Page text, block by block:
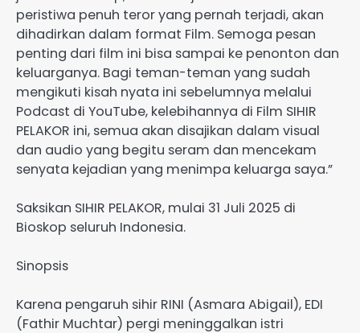
peristiwa penuh teror yang pernah terjadi, akan
dihadirkan dalam format Film. Semoga pesan
penting dari film ini bisa sampai ke penonton dan
keluarganya. Bagi teman-teman yang sudah
mengikuti kisah nyata ini sebelumnya melalui
Podcast di YouTube, kelebihannya di Film SIHIR
PELAKOR ini, semua akan disajikan dalam visual
dan audio yang begitu seram dan mencekam
senyata kejadian yang menimpa keluarga saya.”
Saksikan SIHIR PELAKOR, mulai 31 Juli 2025 di
Bioskop seluruh Indonesia.
Sinopsis
Karena pengaruh sihir RINI (Asmara Abigail), EDI
(Fathir Muchtar) pergi meninggalkan istri